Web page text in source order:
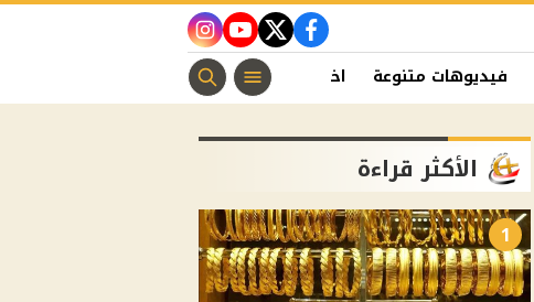
facebook
twitter
youtube
instagram
فيديوهات متنوعة اخبار الفن منوعات مسيحية
الأكثر قراءة
1